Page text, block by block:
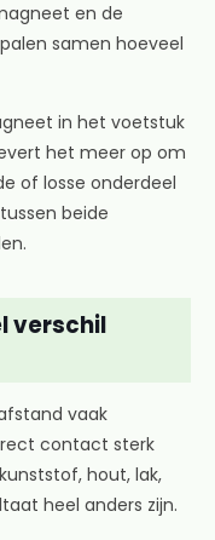
en de
samen hoeveel
in het voetstuk
het meer op om
of losse onderdeel
beide
verschil
vaak
contact sterk
hout, lak,
heel anders zijn.